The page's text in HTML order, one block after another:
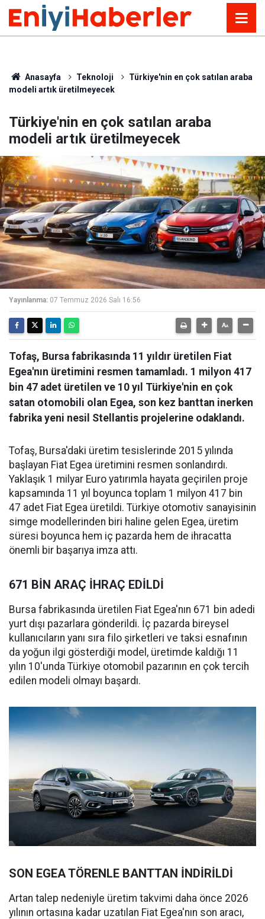
Anasayfa Teknoloji
Türkiye'nin en çok satılan araba
modeli artık üretilmeyecek
Türkiye'nin en çok satılan araba
modeli artık üretilmeyecek
Yayınlanma: 07 Temmuz 2026 Salı 16:56
Tofaş, Bursa fabrikasında 11 yıldır üretilen Fiat
Egea'nın üretimini resmen tamamladı. 1 milyon 417
bin 47 adet üretilen ve 10 yıl Türkiye'nin en çok
satan otomobili olan Egea, son kez banttan inerken
fabrika yeni nesil Stellantis projelerine odaklandı.
Tofaş, Bursa'daki üretim tesislerinde 2015 yılında
başlayan Fiat Egea üretimini resmen sonlandırdı.
Yaklaşık 1 milyar Euro yatırımla hayata geçirilen proje
kapsamında 11 yıl boyunca toplam 1 milyon 417 bin
47 adet Fiat Egea üretildi. Türkiye otomotiv sanayisinin
simge modellerinden biri haline gelen Egea, üretim
süresi boyunca hem iç pazarda hem de ihracatta
önemli bir başarıya imza attı.
671 BİN ARAÇ İHRAÇ EDİLDİ
Bursa fabrikasında üretilen Fiat Egea'nın 671 bin adedi
yurt dışı pazarlara gönderildi. İç pazarda bireysel
kullanıcıların yanı sıra filo şirketleri ve taksi esnafının
da yoğun ilgi gösterdiği model, üretimde kaldığı 11
yılın 10'unda Türkiye otomobil pazarının en çok tercih
edilen modeli olmayı başardı.
SON EGEA TÖRENLE BANTTAN İNDİRİLDİ
Artan talep nedeniyle üretim takvimi daha önce 2026
yılının ortasına kadar uzatılan Fiat Egea'nın son aracı,